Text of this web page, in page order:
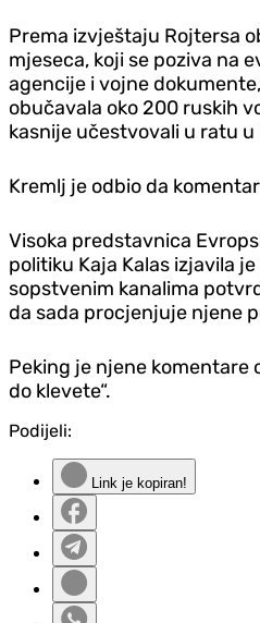
Prema izvještaju Rojtersa
mjeseca, koji se poziva na
agencije i vojne
obučavala oko 200 ruskih
kasnije učestvovali u ratu u
Kremlj je odbio da
Visoka predstavnica
politiku Kaja Kalas izjavila
sopstvenim kanalima
da sada procjenjuje njene
Peking je njene komentare
do klevete“.
Podijeli:
Link je kopiran!